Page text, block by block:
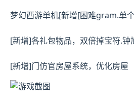
梦幻西游单机[新增[困难gram.单
[新增]各礼包物品，双倍掉宝符.钟
[新增]门仿官房屋系统，优化房屋